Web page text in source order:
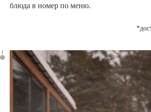
блюда в номер по меню.